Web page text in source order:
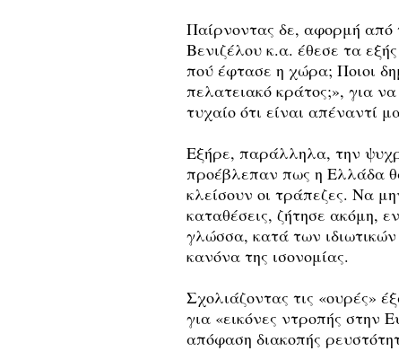
Παίρνοντας δε, αφορμή
Βενιζέλου κ.α. έθεσε τα
πού έφτασε η χώρα; Ποιοι
πελατειακό κράτος;», για
τυχαίο ότι είναι απέναντί
Εξήρε, παράλληλα, την
προέβλεπαν πως η Ελλάδα
κλείσουν οι τράπεζες. Να
καταθέσεις, ζήτησε ακόμη,
γλώσσα, κατά των
κανόνα της ισονομίας.
Σχολιάζοντας τις «ουρές»
για «εικόνες ντροπής στην
απόφαση διακοπής